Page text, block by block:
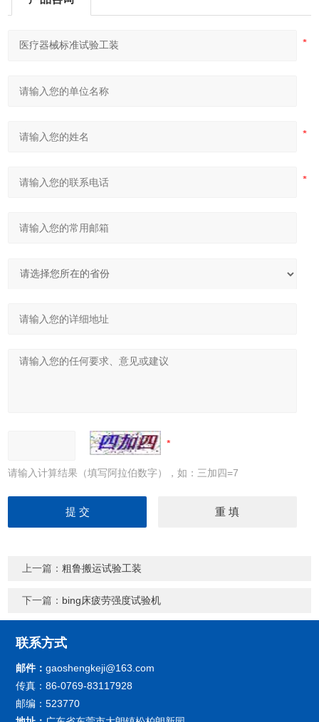
请输入计算结果（填写阿拉伯数字），如：三加四=7
上一篇：粗鲁搬运试验工装
下一篇： bing床疲劳强度试验机
联系方式
邮件：gaoshengkeji@163.com
传真：86-0769-83117928
邮编：523770